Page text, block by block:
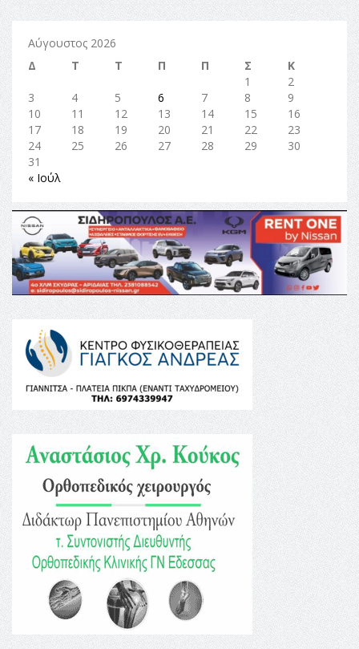
Αύγουστος 2026
Δ
Τ Τ Π Π Σ
Κ
1
2
3
4 5 6 7 8
9
10
11 12 13 14 15
16
17
18 19 20 21 22
23
24
25 26 27 28 29
30
31
« Ιούλ